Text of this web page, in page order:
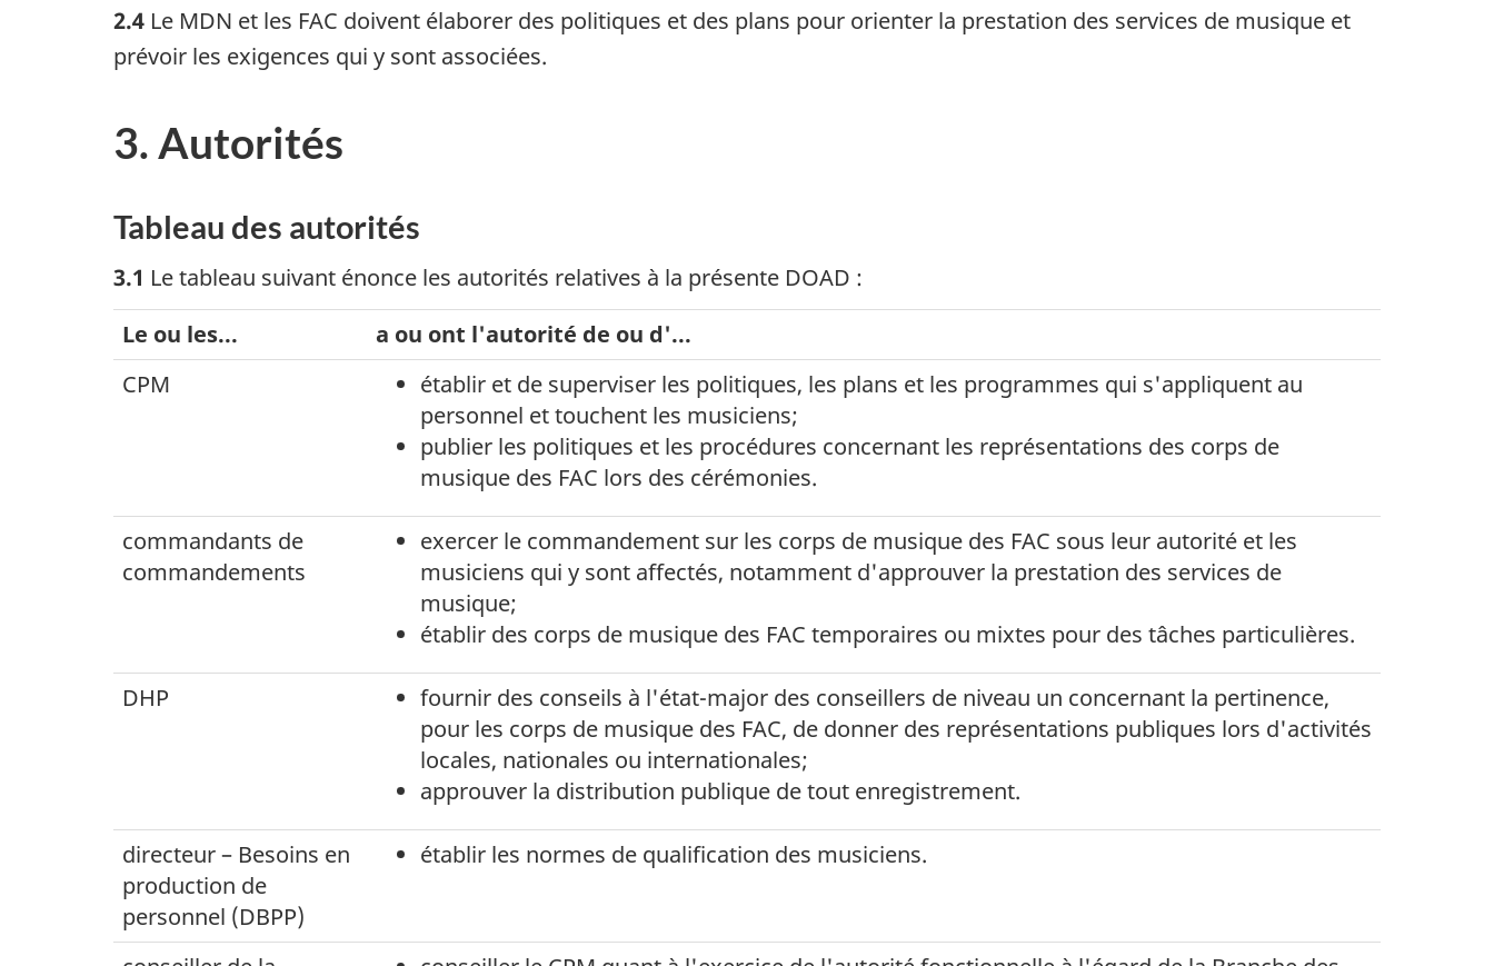
2.4 Le MDN et les FAC doivent élaborer des politiques et des plans pour orienter la prestation des services de musique et
prévoir les exigences qui y sont associées.
3. Autorités
Tableau des autorités
3.1 Le tableau suivant énonce les autorités relatives à la présente DOAD :
Le ou les...
a ou ont l'autorité de ou d'...
CPM
établir et de superviser les politiques, les plans et les programmes qui s'appliquent au
personnel et touchent les musiciens;
publier les politiques et les procédures concernant les représentations des corps de
musique des FAC lors des cérémonies.
commandants de
commandements
exercer le commandement sur les corps de musique des FAC sous leur autorité et les
musiciens qui y sont affectés, notamment d'approuver la prestation des services de
musique;
établir des corps de musique des FAC temporaires ou mixtes pour des tâches particulières.
DHP
fournir des conseils à l'état-major des conseillers de niveau un concernant la pertinence,
pour les corps de musique des FAC, de donner des représentations publiques lors d'activités
locales, nationales ou internationales;
approuver la distribution publique de tout enregistrement.
directeur – Besoins en
production de
personnel (DBPP)
établir les normes de qualification des musiciens.